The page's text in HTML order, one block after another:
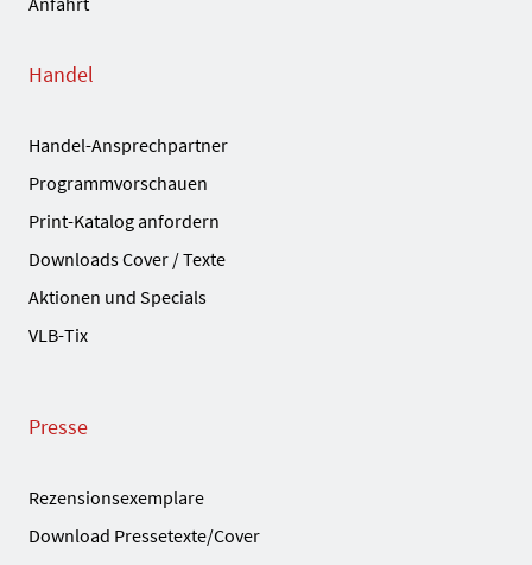
Handel
Handel-Ansprechpartner
Programmvorschauen
Print-Katalog anfordern
Downloads Cover / Texte
Aktionen und Specials
VLB-Tix
Presse
Rezensionsexemplare
Download Pressetexte/Cover